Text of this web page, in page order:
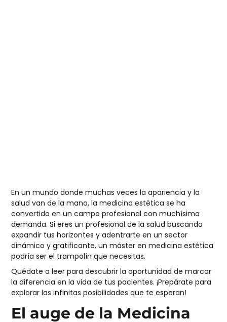
En un mundo donde muchas veces la apariencia y la
salud van de la mano, la medicina estética se ha
convertido en un campo profesional con muchísima
demanda. Si eres un profesional de la salud buscando
expandir tus horizontes y adentrarte en un sector
dinámico y gratificante, unmáster en medicina estética
podría ser el trampolín que necesitas.
Quédate a leer para descubrir la oportunidad de marcar
la diferencia en la vida de tus pacientes. ¡Prepárate para
explorar las infinitas posibilidades que te esperan!
El auge de la Medicina